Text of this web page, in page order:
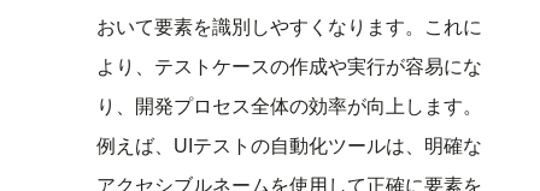
おいて要素を識別しやすくなります。これに
より、テストケースの作成や実行が容易にな
り、開発プロセス全体の効率が向上します。
例えば、UIテストの自動化ツールは、明確な
アクセシブルネームを使用して正確に要素を